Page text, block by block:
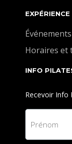
Horaires et
INFO
Recevoir Info